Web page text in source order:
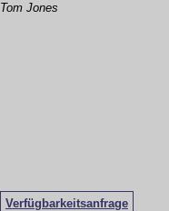
Tom Jones
Verfügbarkeitsanfrage